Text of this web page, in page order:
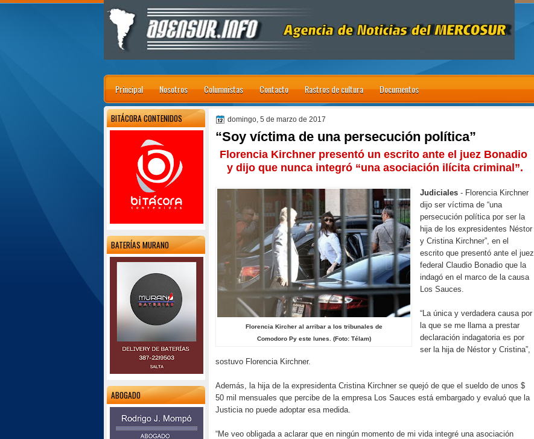
Principal Nosotros Columnistas Contacto Rastros de cultura Documentos
domingo, 5 de marzo de 2017
“Soy víctima de una persecución política”
Florencia Kirchner presentó un escrito ante el juez Bonadio
y dijo que nunca integró “una asociación ilícita criminal”.
Florencia Kircher al arribar a los tribunales de
Comodoro Py este lunes. (Foto: Télam)
Judiciales - Florencia Kirchner
dijo ser víctima de “una
persecución política por ser la
hija de los expresidentes Néstor
y Cristina Kirchner”, en el
escrito que presentó ante el juez
federal Claudio Bonadio que la
indagó en el marco de la causa
Los Sauces.
“La única y verdadera causa por
la que se me llama a prestar
declaración indagatoria es por
ser la hija de Néstor y Cristina”,
sostuvo Florencia Kirchner.
Además, la hija de la expresidenta Cristina Kirchner se quejó de que el sueldo de unos $
50 mil mensuales que percibe de la empresa Los Sauces está embargado y evaluó que la
Justicia no puede adoptar esa medida.
“Me veo obligada a aclarar que en ningún momento de mi vida integré una asociación
BITÁCORA CONTENIDOS
BATERÍAS MURANO
ABOGADO